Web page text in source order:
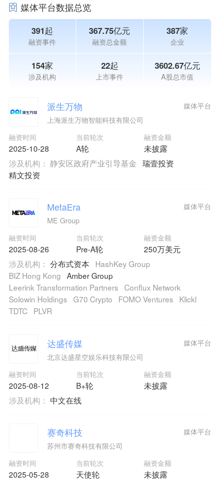
媒体平台数据总览
391起
融资事件
367.75亿元
融资总金额
387家
企业
154家
涉及机构
22起
上市事件
3602.67亿元
A股总市值
派生万物
上海派生万物智能科技有限公司
融资时间
2025-10-28
当前轮次
A轮
融资金额
未披露
媒体平台
涉及机构： 静安区政府产业引导基金 瑞壹投资
精文投资
MetaEra
ME Group
融资时间
2025-08-26
当前轮次
Pre-A轮
融资金额
250万美元
媒体平台
涉及机构： 分布式资本
HashKey Group
BIZ Hong Kong Amber Group
Leerink Transformation Partners
Conflux Network
Solowin Holdings G70 Crypto FOMO Ventures
Klickl
TDTC PLVR
达盛传媒
北京达盛星空娱乐科技有限公司
融资时间
2025-08-12
当前轮次
B+轮
融资金额
未披露
媒体平台
涉及机构： 中文在线
赛奇科技
苏州市赛奇科技有限公司
融资时间
2025-05-28
当前轮次
天使轮
融资金额
未披露
媒体平台